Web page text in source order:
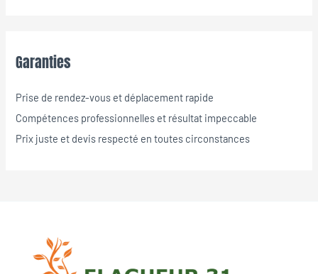
Garanties
Prise de rendez-vous et déplacement rapide
Compétences professionnelles et résultat impeccable
Prix juste et devis respecté en toutes circonstances